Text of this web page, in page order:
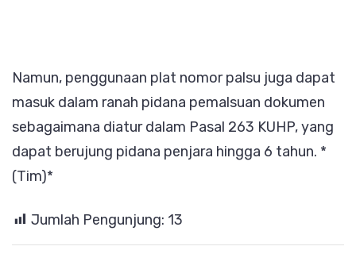
Namun, penggunaan plat nomor palsu juga dapat
masuk dalam ranah pidana pemalsuan dokumen
sebagaimana diatur dalam Pasal 263 KUHP, yang
dapat berujung pidana penjara hingga 6 tahun. *
(Tim)*
Jumlah Pengunjung: 13